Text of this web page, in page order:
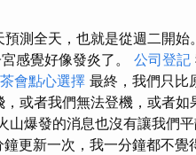
測全天，也就是從週二開始
感覺好像發炎了。 公司登記
會點心選擇 最終，我們只比
或者我們無法登機，或者如
山爆發的消息也沒有讓我們
更新一次，我一分鐘都不覺